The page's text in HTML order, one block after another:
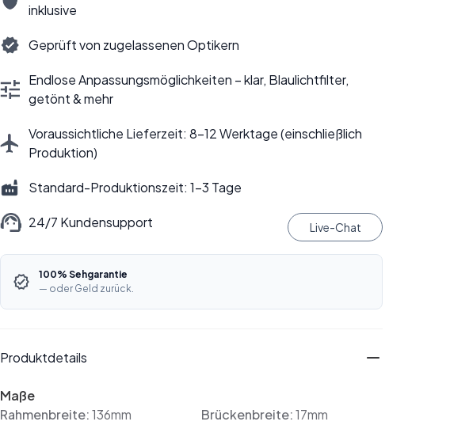
inklusive
Geprüft von zugelassenen Optikern
Endlose Anpassungsmöglichkeiten – klar, Blaulichtfilter,
getönt & mehr
Voraussichtliche Lieferzeit: 8–12 Werktage (einschließlich
Produktion)
Standard-Produktionszeit: 1–3 Tage
24/7 Kundensupport Live-Chat
100% Sehgarantie
— oder Geld zurück.
Produktdetails
Maße
Rahmenbreite:136mm Brückenbreite:17mm